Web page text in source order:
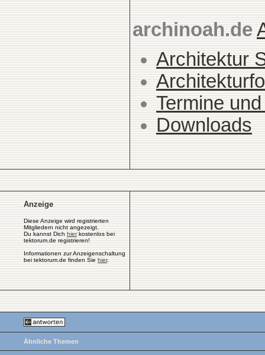
archinoah.de
Architektur
Termine
Downloads
Anzeige
Diese Anzeige wird registrierten
Mitgliedern nicht angezeigt.
Du kannst Dich hierkostenlos bei
tektorum.de registrieren!
Informationen zur Anzeigenschaltung
bei tektorum.de finden Sie hier.
Ähnliche Themen